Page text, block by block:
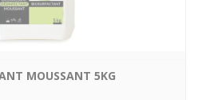
MOUSSANT 5KG